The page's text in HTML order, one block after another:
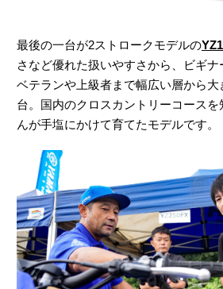
最後の一台が2ストロークモデルの
さなど優れた扱いやすさから、ビギナ
ベテランや上級者まで幅広い層から
台。国内のクロスカントリーコースを
んが手塩にかけて育てたモデルです。